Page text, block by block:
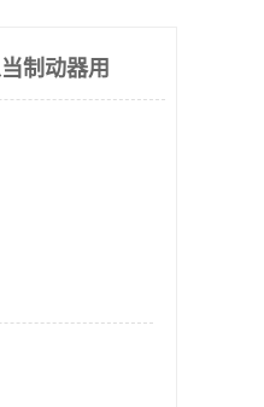
制动器用